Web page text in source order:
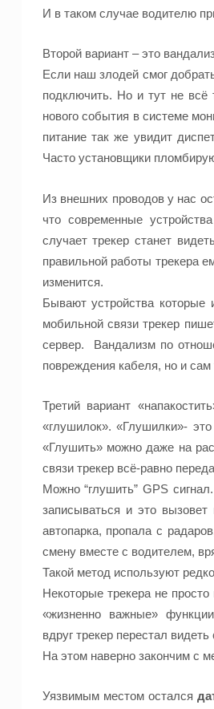
И в таком случае водителю
Второй вариант – это
Если наш злодей смог
подключить. Но и тут не всё
нового события в системе
питание так же увидит
Часто установщики
Из внешних проводов у нас
что современные
случаеттрекер станет
правильной работы трекера
изменится.
Бывают устройства
мобильной связитрекер
сервер. Вандализм по
повреждения кабеля, но и сам
Третий вариант
«глушилок». «Глушилки»-
«Глушить» можно даже на
связи трекер всё-равно
Можно “глушить” GPS
записываться и это
автопарка, пропала с
смену вместе с водителем,
Такой метод используют
Некоторые трекеране
«жизненно важные»
вдруг трекерперестал видеть
На этом наверно закончим с
Уязвимым местом остался